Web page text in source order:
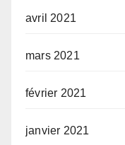
avril 2021
mars 2021
février 2021
janvier 2021